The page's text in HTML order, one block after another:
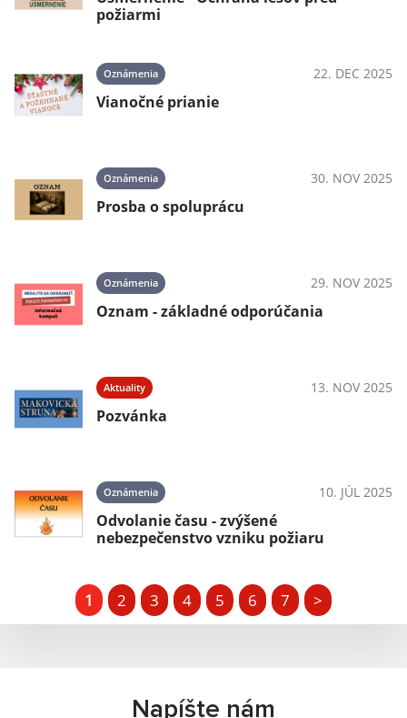
požiarmi
Oznámenia 22. DEC 2025
Vianočné prianie
Oznámenia 30. NOV 2025
Prosba o spoluprácu
Oznámenia 29. NOV 2025
Oznam - základné odporúčania
Aktuality 13. NOV 2025
Pozvánka
Oznámenia 10. JÚL 2025
Odvolanie času - zvýšené
nebezpečenstvo vzniku požiaru
1 2 3 4 5 6 7 >
Napíšte nám